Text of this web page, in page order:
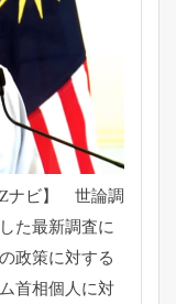
ナビ】 世論調
た最新調査に
政策に対する
首相個人に対